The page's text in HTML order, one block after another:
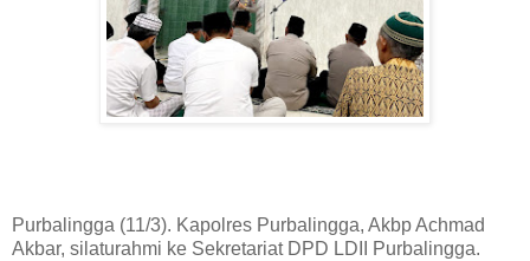
Purbalingga (11/3). Kapolres Purbalingga, Akbp Achmad
Akbar, silaturahmi ke Sekretariat DPD LDII Purbalingga.